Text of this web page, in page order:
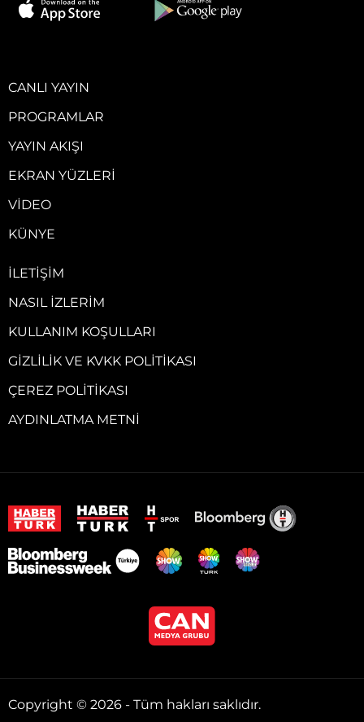
CANLI YAYIN
PROGRAMLAR
YAYIN AKIŞI
EKRAN YÜZLERI
VIDEO
KÜNYE
İLETIŞIM
NASIL İZLERIM
KULLANIM KOŞULLARI
GIZLILIK VE KVKK POLITIKASI
ÇEREZ POLITIKASI
AYDINLATMA METNI
Copyright © 2026 - Tüm hakları saklıdır.